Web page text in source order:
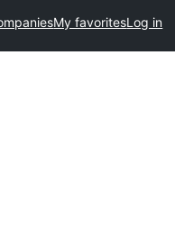
My favoritesLog in